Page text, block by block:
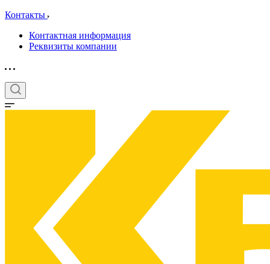
Контакты
Контактная информация
Реквизиты компании